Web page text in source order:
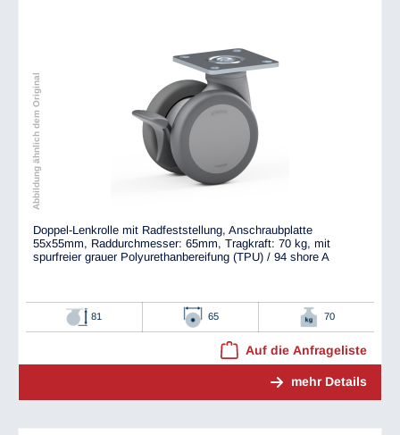
Abbildung ähnlich dem Original
Doppel-Lenkrolle mit Radfeststellung, Anschraubplatte
55x55mm, Raddurchmesser: 65mm, Tragkraft: 70 kg, mit
spurfreier grauer Polyurethanbereifung (TPU) / 94 shore A
81 65 70
Auf die Anfrageliste
mehr Details